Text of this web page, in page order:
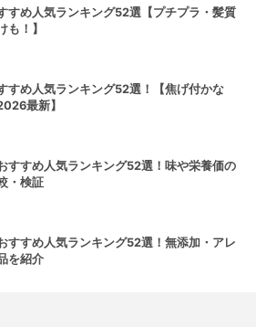
すめ人気ランキング52選【プチプラ・髪質
も！】
すめ人気ランキング52選！【焦げ付かな
最新】
すすめ人気ランキング52選！味や栄養価の
・検証
すすめ人気ランキング52選！無添加・アレ
を紹介